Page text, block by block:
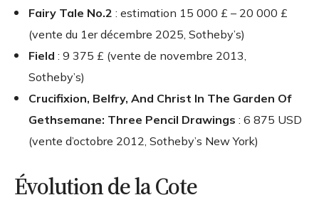
Fairy Tale No.2 : estimation 15 000 £ – 20 000 £
(vente du 1er décembre 2025, Sotheby’s)
Field : 9 375 £ (vente de novembre 2013,
Sotheby’s)
Crucifixion, Belfry, And Christ In The Garden Of
Gethsemane: Three Pencil Drawings : 6 875 USD
(vente d’octobre 2012, Sotheby’s New York)
Évolution de la Cote